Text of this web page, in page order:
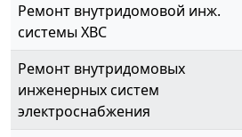
Ремонт внутридомовой инж.
системы ХВС
Ремонт внутридомовых
инженерных систем
электроснабжения